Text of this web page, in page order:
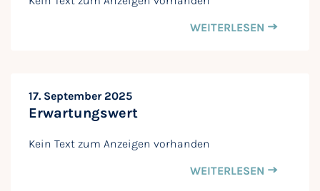
WEITERLESEN
17. September 2025
Erwartungswert
Kein Text zum Anzeigen vorhanden
WEITERLESEN